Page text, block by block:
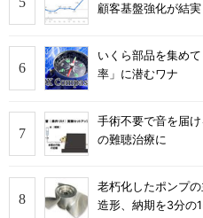
顧客基盤強化が結実
いくら部品を集め
率」に潜むワナ
手術不要で音を届
の難聴治療に
老朽化したポンプ
造形、納期を3分の